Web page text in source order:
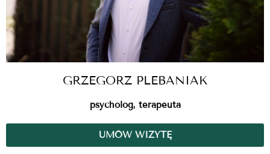
GRZEGORZ PLEBANIAK
psycholog, terapeuta
UMÓW WIZYTĘ